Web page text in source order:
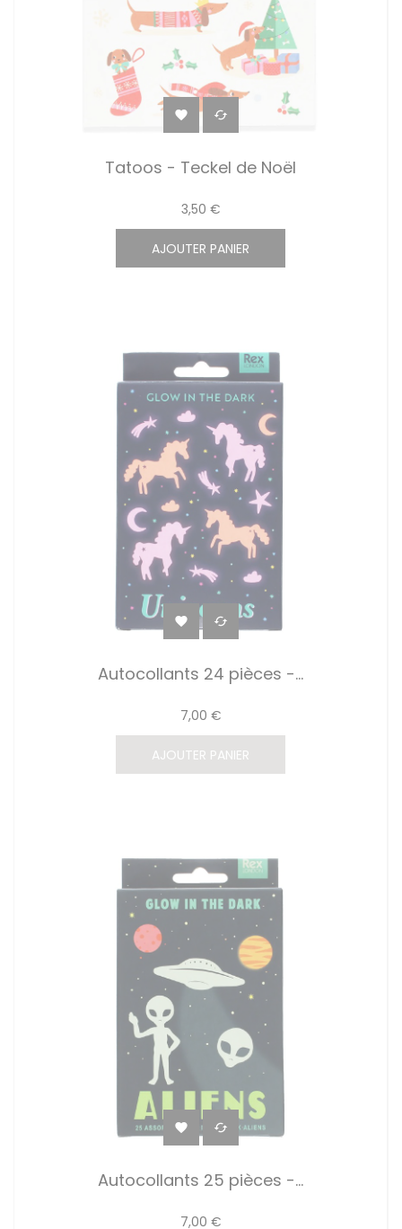
 
Tatoos - Teckel de Noël
3,50 €
AJOUTER PANIER
 
Autocollants 24 pièces -...
7,00 €
AJOUTER PANIER
 
Autocollants 25 pièces -...
7,00 €